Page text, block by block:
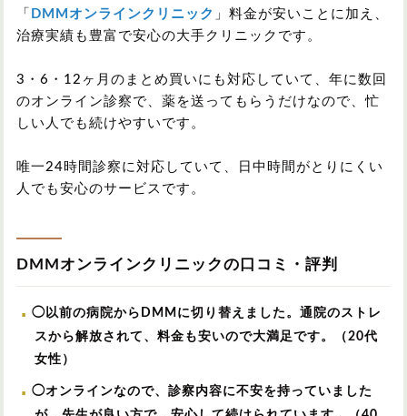
「 DMMオンラインクリニック 」料金が安いことに加え、
治療実績も豊富で安心の大手クリニックです。
3・6・12ヶ月のまとめ買いにも対応していて、年に数回
のオンライン診察で、薬を送ってもらうだけなので、忙
しい人でも続けやすいです。
唯一24時間診察に対応していて、日中時間がとりにくい
人でも安心のサービスです。
DMMオンラインクリニックの口コミ・評判
◯以前の病院からDMMに切り替えました。通院のストレ
スから解放されて、料金も安いので大満足です。（20代
女性）
◯オンラインなので、診察内容に不安を持っていました